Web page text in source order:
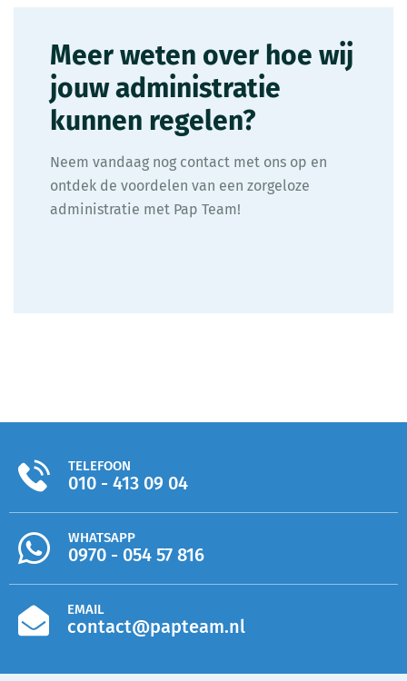
Meer weten over hoe wij
jouw administratie
kunnen regelen?
Neem vandaag nog contact met ons op en
ontdek de voordelen van een zorgeloze
administratie met Pap Team!
TELEFOON
010 - 413 09 04
WHATSAPP
0970 - 054 57 816
EMAIL
contact@papteam.nl